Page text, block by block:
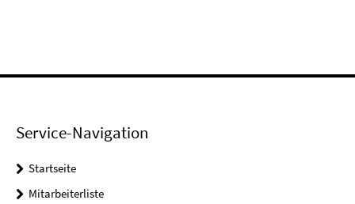
Service-Navigation
Startseite
Mitarbeiterliste